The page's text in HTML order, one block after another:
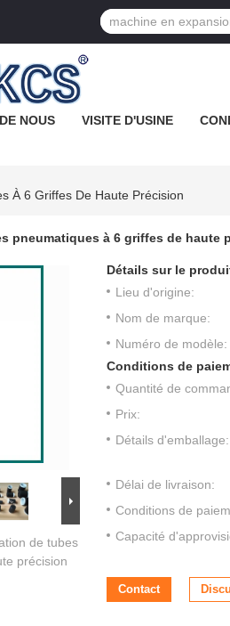
NOUS VISITE D'USINE
À 6 Griffes De Haute Précision
pneumatiques à 6 griffes de haute
de tubes
précision
Détails sur le
Lieu d'origine:
Nom de marque:
Numéro de modèle:
Conditions de
Quantité de
Prix:
Détails d'emballage:
Délai de livraison:
Conditions de
Capacité
Contact